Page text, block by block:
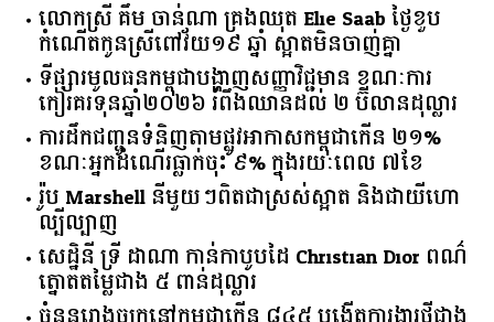
លោកស្រី គឹម ចាន់ណា គ្រងឈុត Elie Saab ថ្ងៃខួប
កំណើតកូនស្រីពៅវ័យ១៩ ឆ្នាំ ស្អាតមិនចាញ់គ្នា
ទីផ្សារ​មូលធន​កម្ពុជា​បង្ហាញ​សញ្ញា​វិជ្ជមាន​ ​ខណៈ​ការ​
កៀរគរ​ទុន​ឆ្នាំ​២០២៦​ ​រំពឹង​ឈានដល់​ ​២​ ​ប៊ីលាន​ដុល្លារ​
ការដឹកជញ្ជូនទំនិញតាមផ្លូវអាកាសកម្ពុជាកើន ២១%
ខណៈអ្នកដំណើរធ្លាក់ចុះ ៩% ក្នុងរយៈពេល ៧ខែ
រ៉ូប Marshell នីមួយៗពិតជាស្រស់ស្អាត និងជាយីហោ
ល្បីល្បាញ
សេដ្ឋិនី ទ្រី ដាណា កាន់កាបូបដៃ Christian Dior ពណ៌
ត្នោតតម្លៃជាង ៥ ពាន់ដុល្លារ